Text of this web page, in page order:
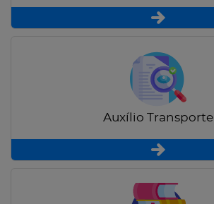
Auxílio Transporte